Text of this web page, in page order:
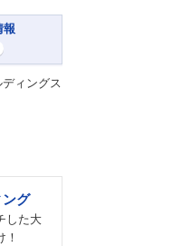
報
ィングス
グ
した大